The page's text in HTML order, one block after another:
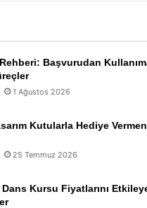
Başvurudan
1 Ağustos 2026
Kutularla Hediye
25 Temmuz 2026
Kursu Fiyatlarını